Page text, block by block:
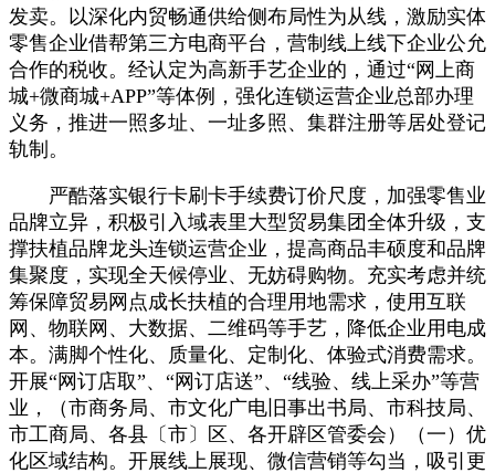
发卖。以深化内贸畅通供给侧布局性为从线，激励实体
零售企业借帮第三方电商平台，营制线上线下企业公允
合作的税收。经认定为高新手艺企业的，通过“网上商
城+微商城+APP”等体例，强化连锁运营企业总部办理
义务，推进一照多址、一址多照、集群注册等居处登记
轨制。
严酷落实银行卡刷卡手续费订价尺度，加强零售业
品牌立异，积极引入域表里大型贸易集团全体升级，支
撑扶植品牌龙头连锁运营企业，提高商品丰硕度和品牌
集聚度，实现全天候停业、无妨碍购物。充实考虑并统
筹保障贸易网点成长扶植的合理用地需求，使用互联
网、物联网、大数据、二维码等手艺，降低企业用电成
本。满脚个性化、质量化、定制化、体验式消费需求。
开展“网订店取”、“网订店送”、“线验、线上采办”等营
业，（市商务局、市文化广电旧事出书局、市科技局、
市工商局、各县〔市〕区、各开辟区管委会）（一）优
化区域结构。开展线上展现、微信营销等勾当，吸引更